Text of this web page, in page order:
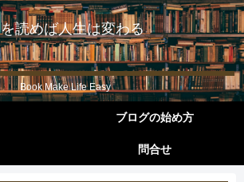
読めば人生は変わる
Book Make Life Easy
ブログの始め方
問合せ